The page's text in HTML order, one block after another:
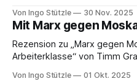
Besprechung von Sebastian
kuratierten und
Kapitalismus«, der gerade
Danke an den großartigen
Von Ingo Stützle 30 Nov. 2025
Mit Marx gegen
Rezension zu „Marx gegen
Arbeiterklasse“ von Timm Graßmann
und spätestens seit dem 24.
Von Ingo Stützle 01 Okt. 2025